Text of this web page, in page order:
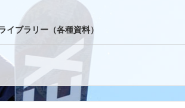
イブラリー（各種資料）